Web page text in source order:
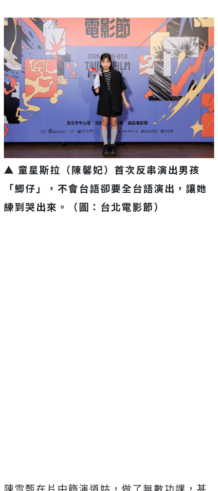
▲ 童星斯拉（陳馨妃）首次反串演出男孩
「鯽仔」，不會台語卻要全台語演出，讓她
練到哭出來。（圖：台北電影節）